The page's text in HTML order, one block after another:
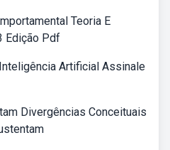
Teoria E
Edição Pdf
Artificial Assinale
Divergências Conceituais